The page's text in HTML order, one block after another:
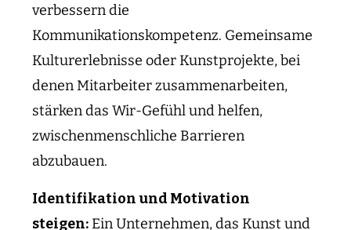
verbessern die
Kommunikationskompetenz. Gemeinsame
Kulturerlebnisse oder Kunstprojekte, bei
denen Mitarbeiter zusammenarbeiten,
stärken das Wir-Gefühl und helfen,
zwischenmenschliche Barrieren
abzubauen.
Identifikation und Motivation
steigen:Ein Unternehmen, das Kunst und